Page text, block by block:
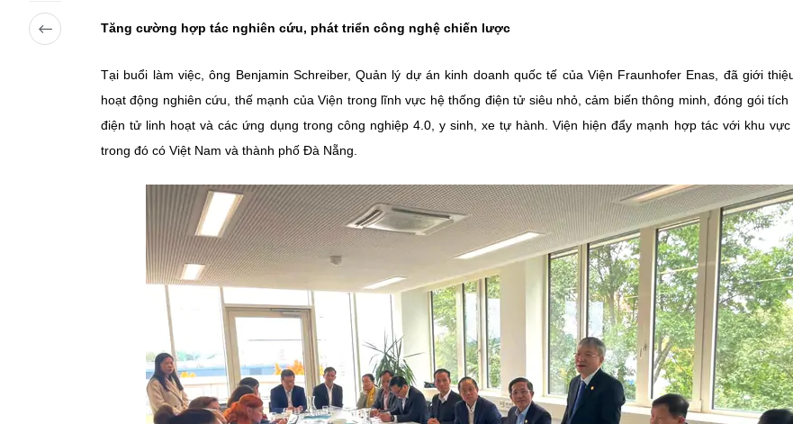
Tăng cường hợp tác nghiên cứu, phát triển công nghệ chiến lược
Tại buổi làm việc, ông Benjamin Schreiber, Quản lý dự án kinh doanh quốc tế của Viện Fraunhofer Enas, đã giới
hoạt động nghiên cứu, thế mạnh của Viện trong lĩnh vực hệ thống điện tử siêu nhỏ, cảm biến thông minh, đóng gói tích
điện tử linh hoạt và các ứng dụng trong công nghiệp 4.0, y sinh, xe tự hành. Viện hiện đẩy mạnh hợp tác với khu vực
trong đó có Việt Nam và thành phố Đà Nẵng.